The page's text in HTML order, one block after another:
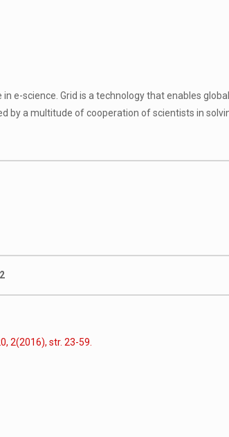
e-science. Grid is a technology that enables
by a multitude of cooperation of scientists in
2(2016), str. 23-59.